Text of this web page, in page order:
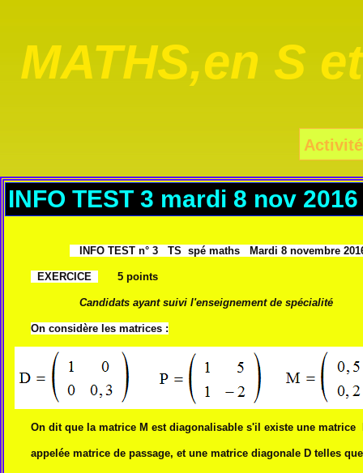
MATHS,en S
Activité
INFO TEST 3 mardi 8 nov
INFO TEST n° 3 TS spé maths Mardi 8 novembre
EXERCICE 5 points
Candidats ayant suivi l'enseignement de spécialité
On considère les matrices :
On dit que la matrice M est diagonalisable s'il existe une matrice
appelée matrice de passage, et une matrice diagonale D telles